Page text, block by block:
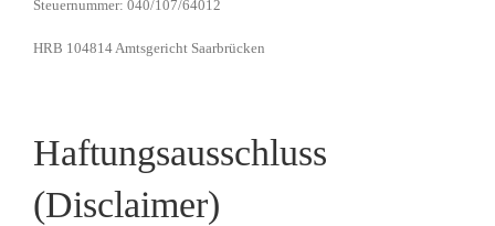
Steuernummer: 040/107/64012
HRB 104814 Amtsgericht Saarbrücken
Haftungsausschluss
(Disclaimer)